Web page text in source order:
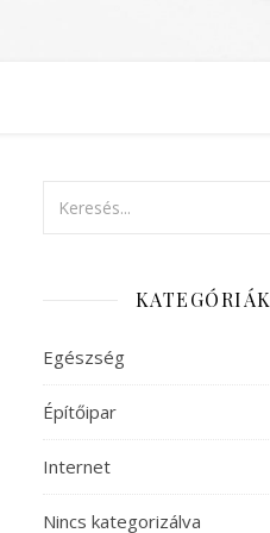
KATEGÓRIÁK
Egészség
Építőipar
Internet
Nincs kategorizálva